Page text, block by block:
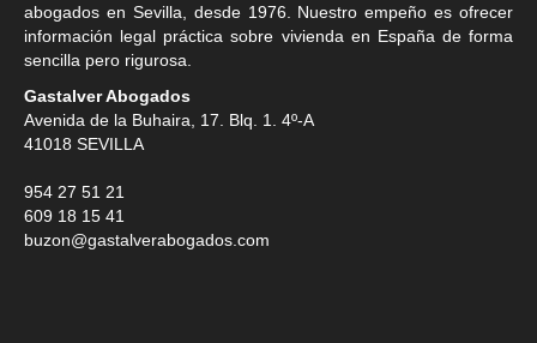
abogados en Sevilla , desde 1976. Nuestro empeño es ofrecer
información legal práctica sobre vivienda en España de forma
sencilla pero rigurosa.
Gastalver Abogados
Avenida de la Buhaira, 17. Blq. 1. 4º-A
41018 SEVILLA
954 27 51 21
609 18 15 41
buzon@gastalverabogados.com